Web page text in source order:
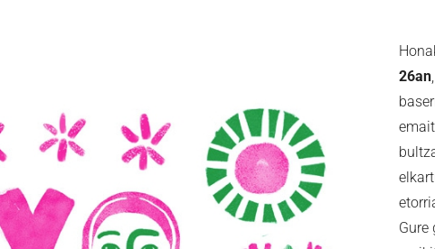
26an
Gure